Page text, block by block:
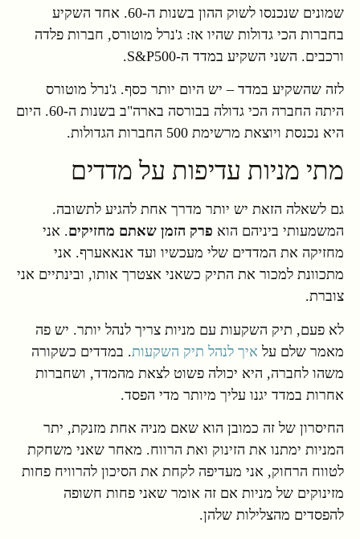
שמונים שנכנסו לשוק ההון בשנות ה-60. אחד השקיע
בחברות הכי גדולות שהיו אז: ג'נרל מוטורס, חברות פלדה
ורכבים. השני השקיע במדד ה-S&P500.
לזה שהשקיע במדד – יש היום יותר כסף. ג'נרל מוטורס
היתה החברה הכי גדולה בבורסה בארה"ב בשנות ה-60. היום
היא נכנסת ויוצאת מרשימת 500 החברות הגדולות.
מתי מניות עדיפות על מדדים
גם לשאלה הזאת יש יותר מדרך אחת להגיע לתשובה.
המשמעותי ביניהם הוא פרק הזמן שאתם מחזיקים. אני
מחזיקה את המדדים שלי מעכשיו ועד אנאאערף. אני
מתכוונת למכור את התיק כשאני אצטרך אותו, ובינתיים אני
צוברת.
לא פעם, תיק השקעות עם מניות צריך לנהל יותר. יש פה
מאמר שלם על איך לנהל תיק השקעות. במדדים כשקורה
משהו לחברה, היא יכולה פשוט לצאת מהמדד, ושחברות
אחרות במדד יגנו עליך מיותר מדי הפסד.
החיסרון של זה כמובן הוא שאם מניה אחת מזנקת, יתר
המניות ימתנו את הזינוק ואת הרווח. מאחר שאני משחקת
לטווח הרחוק, אני מעדיפה לקחת את הסיכון להרוויח פחות
מזינוקים של מניות אם זה אומר שאני פחות חשופה
להפסדים מהצלילות שלהן.